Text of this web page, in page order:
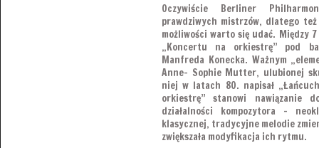
Oczywiście Berliner
prawdziwych mistrzów, dlatego
możliwości warto się udać. Między
„Koncertu na orkiestrę” pod
Manfreda Konecka. Ważnym
Anne- Sophie Mutter, ulubionej
niej w latach 80. napisał
orkiestrę” stanowi nawiązanie
działalności kompozytora –
klasycznej, tradycyjne melodie
zwiększała modyfikacja ich rytmu.